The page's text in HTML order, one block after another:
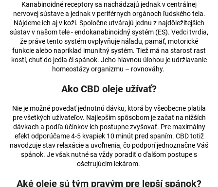
Kanabinoidné receptory sa nachádzajú jednak v centrálnej
nervovej sústave a jednak v periférnych orgánoch ľudského tela.
Nájdeme ich aj v koži. Spoločne utvárajú jednu z najdôležitejších
sústav v našom tele - endokanabinoidný systém (ES). Vedci tvrdia,
že práve tento systém ovplyvňuje náladu, pamäť, motorické
funkcie alebo napríklad imunitný systém. Tiež má na starosť rast
kostí, chuť do jedla či spánok. Jeho hlavnou úlohou je udržiavanie
homeostázy organizmu – rovnováhy.
Ako CBD oleje užívať?
Nie je možné povedať jednotnú dávku, ktorá by všeobecne platila
pre všetkých užívateľov. Najlepším spôsobom je začať na nižších
dávkach a podľa účinkov ich postupne zvyšovať. Pre maximálny
efekt odporúčame 4-5 kvapiek 10 minút pred spaním. CBD totiž
navodzuje stav relaxácie a uvoľnenia, čo podporí jednoznačne Váš
spánok. Je však nutné sa vždy poradiť o ďalšom postupe s
ošetrujúcim lekárom.
Aké oleje sú tým pravým pre lepší spánok?
á
s
ť
?
HĽADAŤ